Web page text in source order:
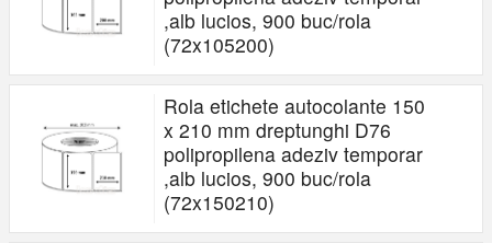
,alb lucios, 900 buc/rola
(72x105200)
Rola etichete autocolante 150
x 210 mm dreptunghi D76
polipropilena adeziv temporar
,alb lucios, 900 buc/rola
(72x150210)